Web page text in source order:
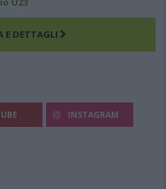
E DETTAGLI
INSTAGRAM